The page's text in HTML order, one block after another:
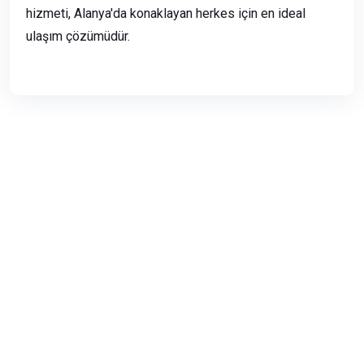
hizmeti, Alanya'da konaklayan herkes için en ideal
ulaşım çözümüdür.